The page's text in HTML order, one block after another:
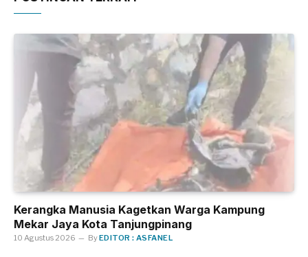
Kerangka Manusia Kagetkan Warga Kampung
Mekar Jaya Kota Tanjungpinang
10 Agustus 2026 ByEDITOR : ASFANEL